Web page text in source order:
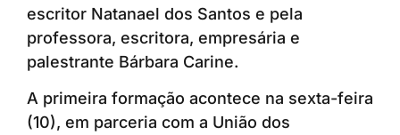
escritor Natanael dos Santos e pela
professora, escritora, empresária e
palestrante Bárbara Carine.
A primeira formação acontece na sexta-feira
(10), em parceria com a União dos